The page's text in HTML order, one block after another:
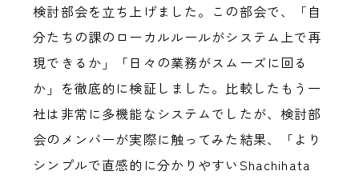
検討部会を立ち上げました。この部会で、「自
分たちの課のローカルルールがシステム上で再
現できるか」「日々の業務がスムーズに回る
か」を徹底的に検証しました。比較したもう一
社は非常に多機能なシステムでしたが、検討部
会のメンバーが実際に触ってみた結果、「より
シンプルで直感的に分かりやすいShachihata